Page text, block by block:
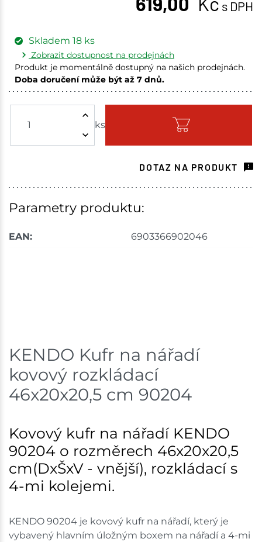
s DPH
ks
Skladem 18 ks
Zobrazit dostupnost na prodejnách
Produkt je momentálně dostupný na našich prodejnách.
Doba doručení může být až 7 dnů.
Skladem na prodejně - doručení do 7 dnů
Havlíčkův Brod 2 ks
Mohelnice
Skladem na prodejně - doručení do 7 dnů
Skladem na prodejně - doručení do 7 dnů
Velká Bíteš
Skladem na prodejně - doručení do 7 dnů
2 ks
Skladem na prodejně - doručení do 7 dnů
DOTAZ NA PRODUKT
Parametry produktu:
EAN: 6903366902046
KENDO Kufr na nářadí
kovový rozkládací
46x20x20,5 cm 90204
Kovový kufr na nářadí KENDO
90204 o rozměrech 46x20x20,5
cm(DxŠxV - vnější), rozkládací s
4-mi kolejemi.
KENDO 90204 je kovový kufr na nářadí, který je
vybavený hlavním úložným boxem na nářadí a 4-mi